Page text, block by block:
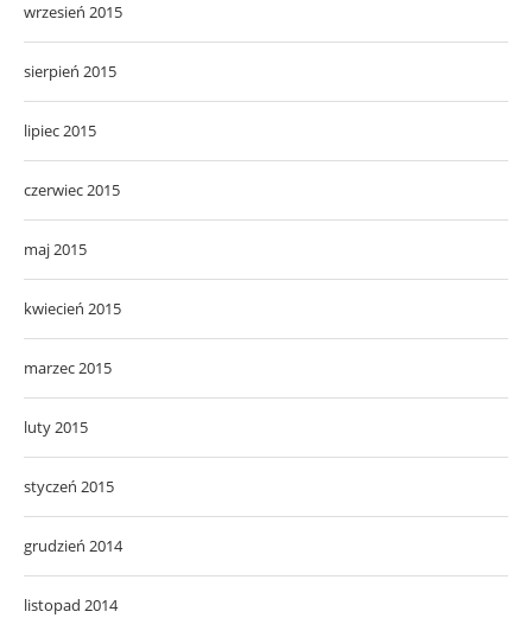
wrzesień 2015
sierpień 2015
lipiec 2015
czerwiec 2015
maj 2015
kwiecień 2015
marzec 2015
luty 2015
styczeń 2015
grudzień 2014
listopad 2014